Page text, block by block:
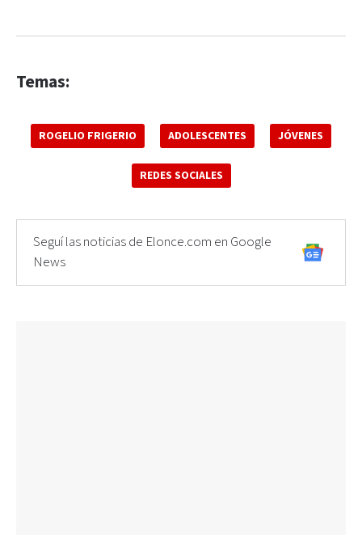
Temas:
ROGELIO FRIGERIO ADOLESCENTES JÓVENES
REDES SOCIALES
Seguí las noticias de Elonce.com en Google
News